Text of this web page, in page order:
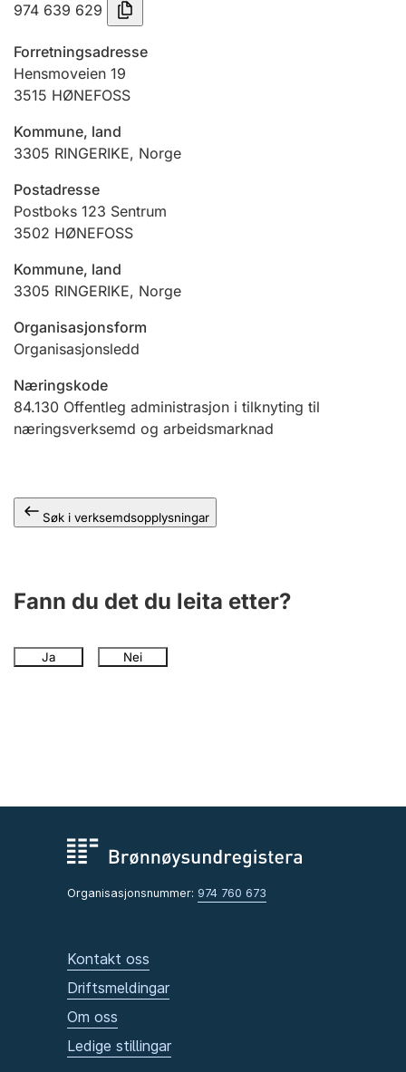
Jeger
Betaling og jegeravgiftskort
Ektepaktrettleiaren
Andre tema
974 639 629
Forretningsadresse
Hensmoveien 19
3515 HØNEFOSS
Kommune, land
3305 RINGERIKE, Norge
Postadresse
Postboks 123 Sentrum
3502 HØNEFOSS
Kommune, land
3305 RINGERIKE, Norge
Organisasjonsform
Organisasjonsledd
Næringskode
84.130 Offentleg administrasjon i tilknyting til
næringsverksemd og arbeidsmarknad
Søk i verksemdsopplysningar
Fann du det du leita etter?
Ja Nei
Organisasjonsnummer: 974 760 673
Kontakt oss
Driftsmeldingar
Om oss
Ledige stillingar